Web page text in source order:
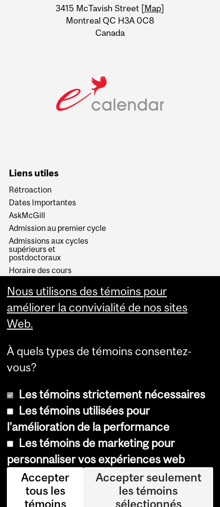
Information3415 McTavish Street [Map]
Montreal QC H3A 0C8
Canada
Liens utiles
Rétroaction
Dates Importantes
AskMcGill
Admission au premier cycle
Admissions aux cycles
supérieurs et
postdoctoraux
Horaire des cours
Services aux étudiants
© Université McGill, 2026
Accessibilité
Avis sur les témoins
Paramètres des témoins
Nous utilisons des témoins pour
améliorer la convivialité de nos sites
Web.
À quels types de témoins consentez-
vous?
Les témoins strictement nécessaires
Les témoins utilisées pour
l'amélioration de la performance
Les témoins de marketing pour
personnaliser vos expériences web
Accepter
tous les
témoins
Accepter seulement
les témoins
sélectionnés